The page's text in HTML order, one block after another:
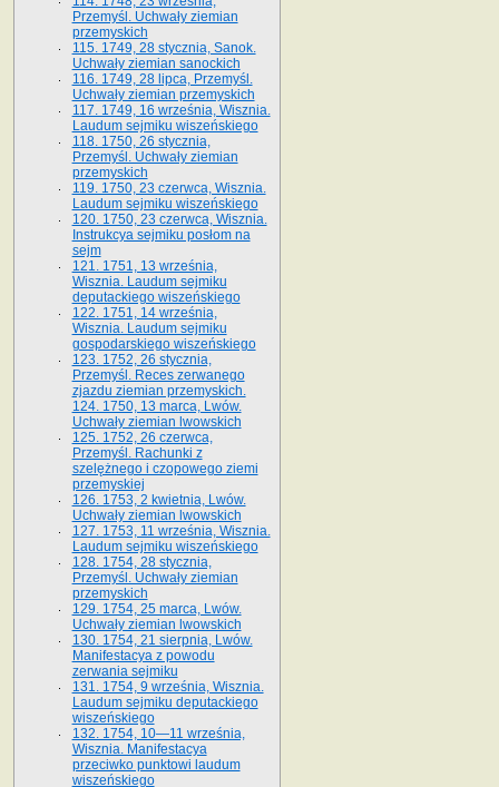
Przemyśl. Uchwały ziemian
przemyskich
115. 1749, 28 stycznia, Sanok.
Uchwały ziemian sanockich
116. 1749, 28 lipca, Przemyśl.
Uchwały ziemian przemyskich
117. 1749, 16 września, Wisznia.
Laudum sejmiku wiszeńskiego
118. 1750, 26 stycznia,
Przemyśl. Uchwały ziemian
przemyskich
119. 1750, 23 czerwca, Wisznia.
Laudum sejmiku wiszeńskiego
120. 1750, 23 czerwca, Wisznia.
Instrukcya sejmiku posłom na
sejm
121. 1751, 13 września,
Wisznia. Laudum sejmiku
deputackiego wiszeńskiego
122. 1751, 14 września,
Wisznia. Laudum sejmiku
gospodarskiego wiszeńskiego
123. 1752, 26 stycznia,
Przemyśl. Reces zerwanego
zjazdu ziemian przemyskich.
124. 1750, 13 marca, Lwów.
Uchwały ziemian lwowskich
125. 1752, 26 czerwca,
Przemyśl. Rachunki z
szelężnego i czopowego ziemi
przemyskiej
126. 1753, 2 kwietnia, Lwów.
Uchwały ziemian lwowskich
127. 1753, 11 września, Wisznia.
Laudum sejmiku wiszeńskiego
128. 1754, 28 stycznia,
Przemyśl. Uchwały ziemian
przemyskich
129. 1754, 25 marca, Lwów.
Uchwały ziemian lwowskich
130. 1754, 21 sierpnia, Lwów.
Manifestacya z powodu
zerwania sejmiku
131. 1754, 9 września, Wisznia.
Laudum sejmiku deputackiego
wiszeńskiego
132. 1754, 10—11 września,
Wisznia. Manifestacya
przeciwko punktowi laudum
wiszeńskiego